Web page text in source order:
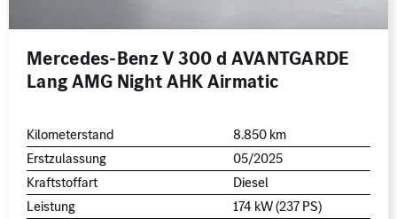
Mercedes-Benz V 300 d AVANTGARDE
Lang AMG Night AHK Airmatic
Kilometerstand
8.850 km
Erstzulassung
05/2025
Kraftstoffart
Diesel
Leistung
174 kW (237 PS)